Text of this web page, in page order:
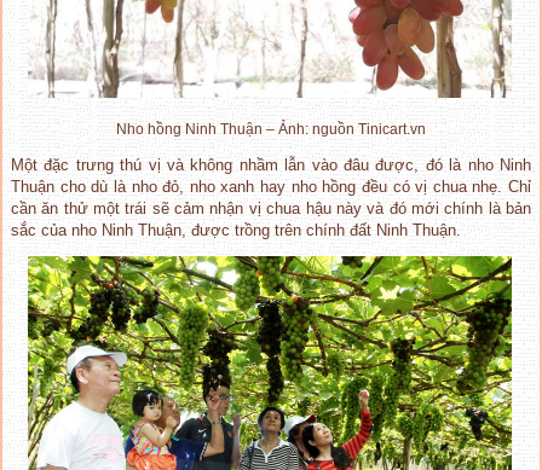
Nho hồng Ninh Thuận – Ảnh: nguồn Tinicart.vn
Một đặc trưng thú vị và không nhầm lẫn vào đâu được, đó là nho Ninh
Thuận cho dù là nho đỏ, nho xanh hay nho hồng đều có vị chua nhẹ. Chỉ
cần ăn thử một trái sẽ cảm nhận vị chua hậu này và đó mới chính là bản
sắc của nho Ninh Thuận, được trồng trên chính đất Ninh Thuận.